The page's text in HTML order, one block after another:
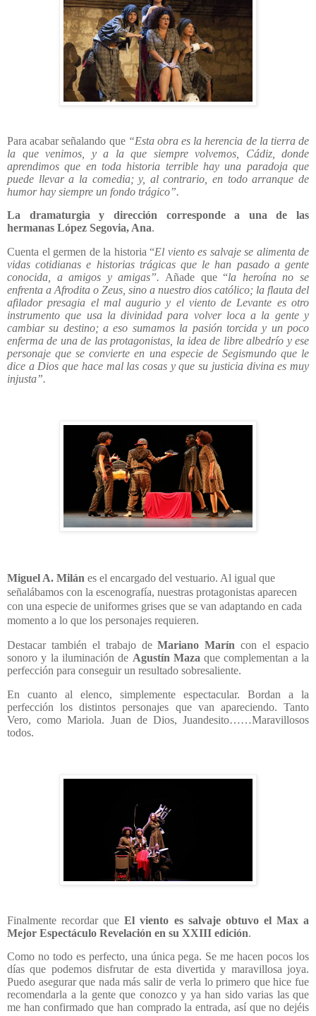
Para acabar señalando que “Esta obra es la herencia de la tierra de
la que venimos, y a la que siempre volvemos, Cádiz, donde
aprendimos que en toda historia terrible hay una paradoja que
puede llevar a la comedia; y, al contrario, en todo arranque de
humor hay siempre un fondo trágico”.
La dramaturgia y dirección corresponde a una de las
hermanas López Segovia, Ana.
Cuenta el germen de la historia “El viento es salvaje se alimenta de
vidas cotidianas e historias trágicas que le han pasado a gente
conocida, a amigos y amigas”. Añade que “la heroína no se
enfrenta a Afrodita o Zeus, sino a nuestro dios católico; la flauta del
afilador presagia el mal augurio y el viento de Levante es otro
instrumento que usa la divinidad para volver loca a la gente y
cambiar su destino; a eso sumamos la pasión torcida y un poco
enferma de una de las protagonistas , la idea de libre albedrío y ese
personaje que se convierte en una especie de Segismundo que le
dice a Dios que hace mal las cosas y que su justicia divina es muy
injusta”.
Miguel A. Milán es el encargado del vestuario. Al igual que
señalábamos con la escenografía, nuestras protagonistas aparecen
con una especie de uniformes grises que se van adaptando en cada
momento a lo que los personajes requieren.
Destacar también el trabajo deMariano Marín con el espacio
sonoro y la iluminación de Agustín Maza que complementan a la
perfección para conseguir un resultado sobresaliente.
En cuanto al elenco, simplemente espectacular. Bordan a la
perfección los distintos personajes que van apareciendo. Tanto
Vero, como Mariola. Juan de Dios, Juandesito……Maravillosos
todos.
Finalmente recordar queEl viento es salvaje obtuvo el Max a
Mejor Espectáculo Revelación en su XXIII edición.
Como no todo es perfecto, una única pega. Se me hacen pocos los
días que podemos disfrutar de esta divertida y maravillosa joya.
Puedo asegurar que nada más salir de verla lo primero que hice fue
recomendarla a la gente que conozco y ya han sido varias las que
me han confirmado que han comprado la entrada, así que no dejéis